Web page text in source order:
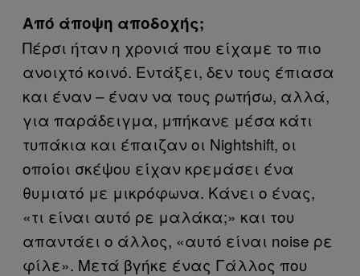
Από άποψη αποδοχής;
Πέρσι ήταν η χρονιά που είχαμε το πιο
ανοιχτό κοινό. Εντάξει, δεν τους έπιασα
και έναν – έναν να τους ρωτήσω, αλλά,
για παράδειγμα, μπήκανε μέσα κάτι
τυπάκια και έπαιζαν οι Nightshift, οι
οποίοι σκέψου είχαν κρεμάσει ένα
θυμιατό με μικρόφωνα. Κάνει ο ένας,
«τι είναι αυτό ρε μαλάκα;» και του
απαντάει ο άλλος, «αυτό είναι noise ρε
φίλε». Μετά βγήκε ένας Γάλλος που